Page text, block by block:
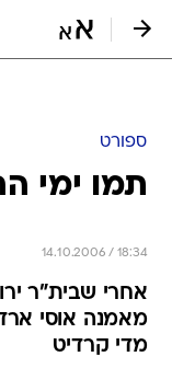
ספורט
תמו ימי
14.10.2006 / 18:34
מאמנה אוסי
מדי קרדיט